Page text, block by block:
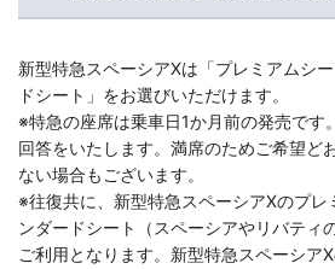
新型特急スペーシアXは「プレミアムシ
ドシート」をお選びいただけます。
※特急の座席は乗車日1か月前の発売です
回答をいたします。満席のためご希望ど
ない場合もございます。
※往復共に、新型特急スペーシアXのプレ
ンダードシート（スペーシアやリバティ
ご利用となります。新型特急スペーシア